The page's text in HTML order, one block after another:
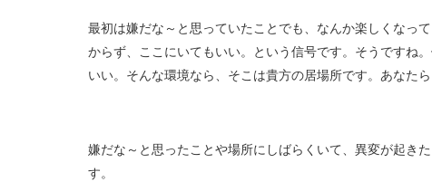
最初は嫌だな～と思っていたことでも、なんか楽しくなっ
からず、ここにいてもいい。という信号です。そうですね
いい。そんな環境なら、そこは貴方の居場所です。あなたら
嫌だな～と思ったことや場所にしばらくいて、異変が起き
す。